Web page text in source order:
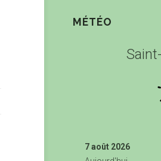
MÉTÉO
7 août 2026